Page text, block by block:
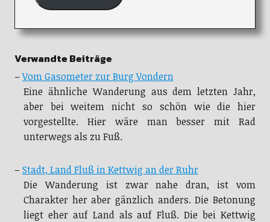
Verwandte Beiträge
–Vom Gasometer zur Burg Vondern
Eine ähnliche Wanderung aus dem letzten Jahr,
aber bei weitem nicht so schön wie die hier
vorgestellte. Hier wäre man besser mit Rad
unterwegs als zu Fuß.
–Stadt, Land Fluß in Kettwig an der Ruhr
Die Wanderung ist zwar nahe dran, ist vom
Charakter her aber gänzlich anders. Die Betonung
liegt eher auf Land als auf Fluß. Die bei Kettwig